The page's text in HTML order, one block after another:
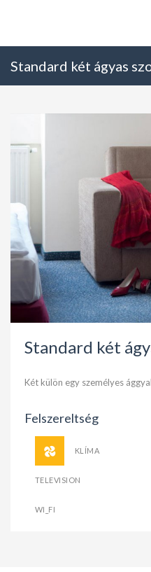
Standard két ágyas
Standard két
Két külön egy személyes
Felszereltség
KLÍMA
TELEVISION
WI_FI